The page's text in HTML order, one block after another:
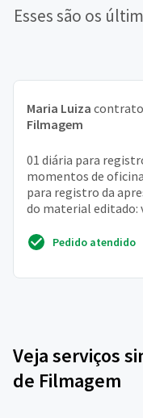
Esses são os
Maria Luiza
Filmagem
01 diária para
momentos de
para registro da
do material editado:
Pedido atendido
Veja serviços
de Filmagem